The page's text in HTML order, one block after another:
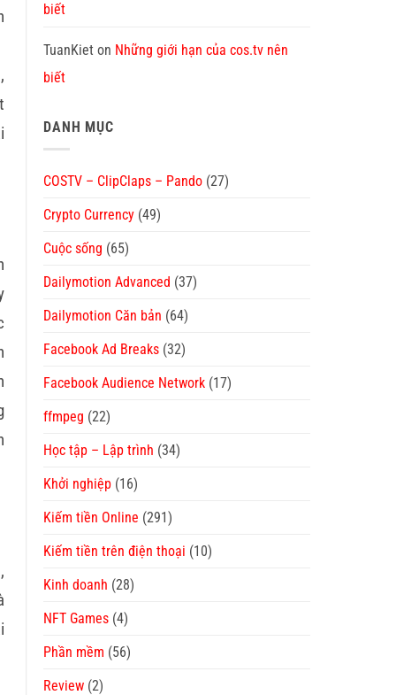
biết
TuanKiet on Những giới hạn của cos.tv nên
biết
DANH MỤC
COSTV – ClipClaps – Pando (27)
Crypto Currency (49)
Cuộc sống (65)
Dailymotion Advanced (37)
Dailymotion Căn bản (64)
Facebook Ad Breaks (32)
Facebook Audience Network (17)
ffmpeg (22)
Học tập – Lập trình (34)
Khởi nghiệp (16)
Kiếm tiền Online (291)
Kiếm tiền trên điện thoại (10)
Kinh doanh (28)
NFT Games (4)
Phần mềm (56)
Review (2)